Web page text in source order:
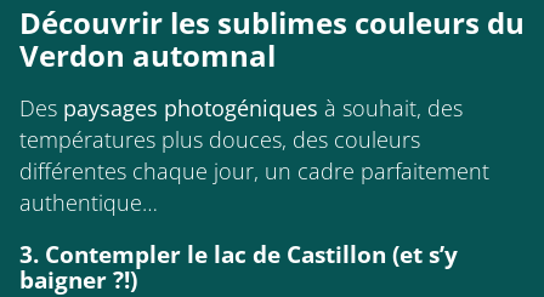
Découvrir les sublimes couleurs du
Verdon automnal
Des paysages photogéniques à souhait, des
températures plus douces, des couleurs
différentes chaque jour, un cadre parfaitement
authentique…
3. Contempler le lac de Castillon (et s’y
baigner ?!)